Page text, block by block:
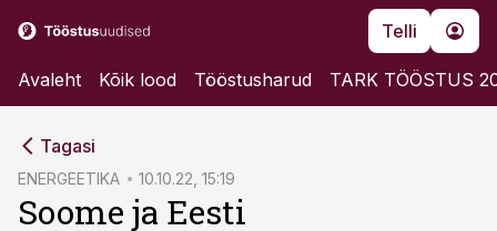
Telli
Avaleht Kõik lood Tööstusharud TARK TÖÖSTUS
Tagasi
ENERGEETIKA 10.10.22, 15:19
Soome ja Eesti